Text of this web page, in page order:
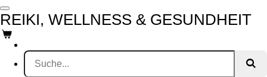
Zum
Hauptinhalt
springen
REIKI, WELLNESS & GESUNDHEIT